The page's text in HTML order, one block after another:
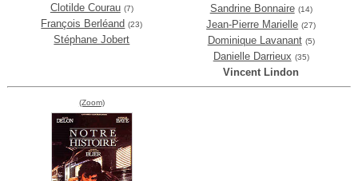
Clotilde Courau (7)
François Berléand (23)
Stéphane Jobert
Sandrine Bonnaire (14)
Jean-Pierre Marielle (27)
Dominique Lavanant (5)
Danielle Darrieux (35)
Vincent Lindon
(Zoom)